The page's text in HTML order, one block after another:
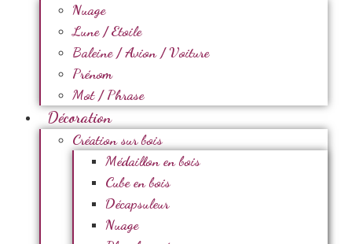
Nuage
Lune / Etoile
Baleine / Avion / Voiture
Prénom
Mot / Phrase
Décoration
Création sur bois
Médaillon en bois
Cube en bois
Décapsuleur
Nuage